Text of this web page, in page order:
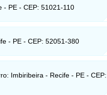
- PE - CEP: 51021-110
- PE - CEP: 52051-380
Imbiribeira - Recife - PE - CEP: